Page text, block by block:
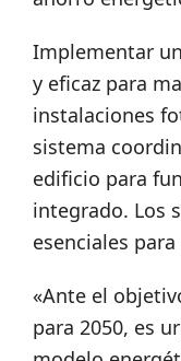
Implementar
y eficaz para
instalaciones
sistema
edificio para
integrado. Los
esenciales
«Ante el
para 2050, es